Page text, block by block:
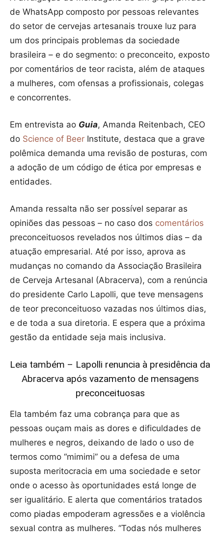
de WhatsApp composto por pessoas relevantes
do setor de cervejas artesanais trouxe luz para
um dos principais problemas da sociedade
brasileira – e do segmento: o preconceito, exposto
por comentários de teor racista, além de ataques
a mulheres, com ofensas a profissionais, colegas
e concorrentes.
Em entrevista ao Guia, Amanda Reitenbach, CEO
do Science of Beer Institute, destaca que a grave
polêmica demanda uma revisão de posturas, com
a adoção de um código de ética por empresas e
entidades.
Amanda ressalta não ser possível separar as
opiniões das pessoas – no caso dos comentários
preconceituosos revelados nos últimos dias – da
atuação empresarial. Até por isso, aprova as
mudanças no comando da Associação Brasileira
de Cerveja Artesanal (Abracerva), com a renúncia
do presidente Carlo Lapolli, que teve mensagens
de teor preconceituoso vazadas nos últimos dias,
e de toda a sua diretoria. E espera que a próxima
gestão da entidade seja mais inclusiva.
Leia também – Lapolli renuncia à presidência da
Abracerva após vazamento de mensagens
preconceituosas
Ela também faz uma cobrança para que as
pessoas ouçam mais as dores e dificuldades de
mulheres e negros, deixando de lado o uso de
termos como “mimimi” ou a defesa de uma
suposta meritocracia em uma sociedade e setor
onde o acesso às oportunidades está longe de
ser igualitário. E alerta que comentários tratados
como piadas empoderam agressões e a violência
sexual contra as mulheres. “Todas nós mulheres